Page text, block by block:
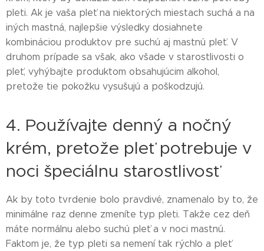
pleti. Ak je vaša pleť na niektorých miestach suchá a na
iných mastná, najlepšie výsledky dosiahnete
kombináciou produktov pre suchú aj mastnú pleť. V
druhom prípade sa však, ako všade v starostlivosti o
pleť, vyhýbajte produktom obsahujúcim alkohol,
pretože tie pokožku vysušujú a poškodzujú.
4. Používajte denný a nočný
krém, pretože pleť potrebuje v
noci špeciálnu starostlivosť
Ak by toto tvrdenie bolo pravdivé, znamenalo by to, že
minimálne raz denne zmeníte typ pleti. Takže cez deň
máte normálnu alebo suchú pleť a v noci mastnú.
Faktom je, že typ pleti sa nemení tak rýchlo a pleť